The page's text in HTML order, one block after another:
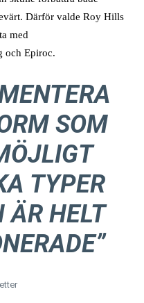
Därför valde Roy Hills
med
och Epiroc.
SOM
TYPER
ÄR HELT